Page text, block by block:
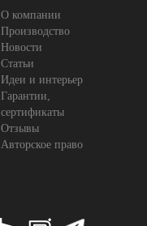
О компании
Производство
Новости
Статьи
Идеи и интерьер
Гарантии,
сертификаты
Отзывы
Авторское право